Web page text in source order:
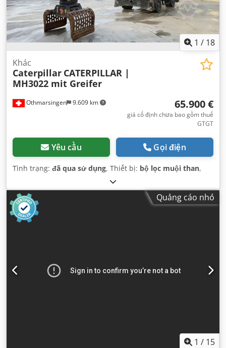
1 / 18
Othmarsingen 9.609 km
Khác
Caterpillar CATERPILLAR |
MH3022 mit Greifer
65.900 €
giá cố định chưa bao gồm thuế
GTGT
Yêu cầu Gọi điện
Tình trạng: đã qua sử dụng, Thiết bị: bộ lọc muội than,
Quảng cáo nhỏ
1 / 15